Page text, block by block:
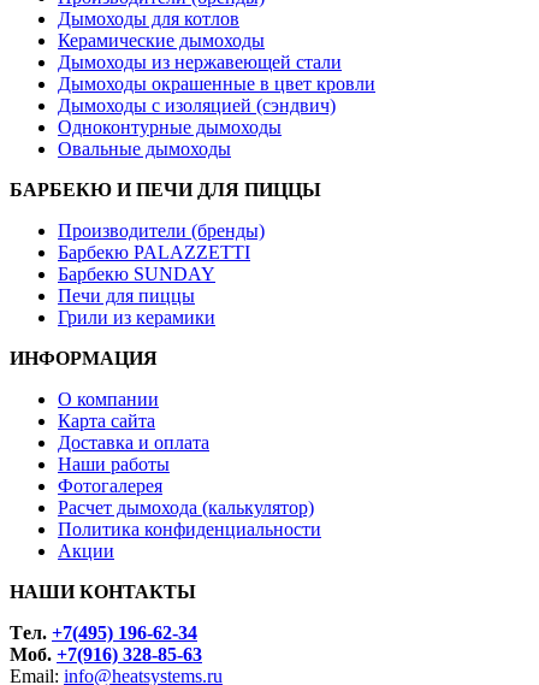
Дымоходы для котлов
Керамические дымоходы
Дымоходы из нержавеющей стали
Дымоходы окрашенные в цвет кровли
Дымоходы с изоляцией (сэндвич)
Одноконтурные дымоходы
Овальные дымоходы
БАРБЕКЮ И ПЕЧИ ДЛЯ ПИЦЦЫ
Производители (бренды)
Барбекю PALAZZETTI
Барбекю SUNDAY
Печи для пиццы
Грили из керамики
ИНФОРМАЦИЯ
О компании
Карта сайта
Доставка и оплата
Наши работы
Фотогалерея
Расчет дымохода (калькулятор)
Политика конфиденциальности
Акции
НАШИ КОНТАКТЫ
Tел. +7(495) 196-62-34
Моб. +7(916) 328-85-63
Email: info@heatsystems.ru